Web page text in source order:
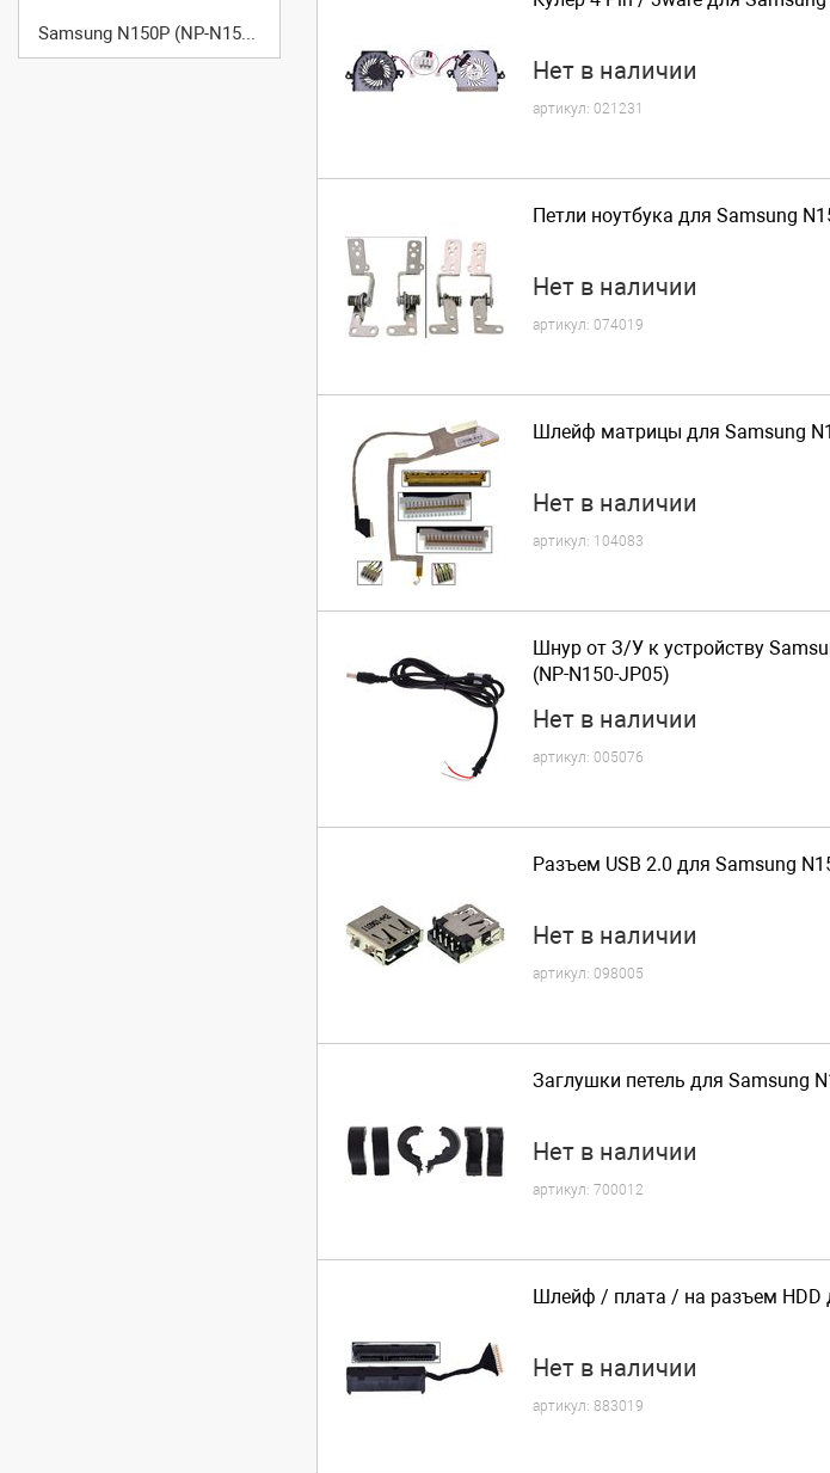
Samsung N150P (NP-N150-JP0B)
Нет в наличии
артикул: 021231
Петли ноутбука для Samsung
Нет в наличии
артикул: 074019
Шлейф матрицы для Samsung
Нет в наличии
артикул: 104083
Шнур от З/У к устройству
(NP-N150-JP05)
Нет в наличии
артикул: 005076
Разъем USB 2.0 для Samsung
Нет в наличии
артикул: 098005
Заглушки петель для Samsung
Нет в наличии
артикул: 700012
Шлейф / плата / на разъем HDD
Нет в наличии
артикул: 883019